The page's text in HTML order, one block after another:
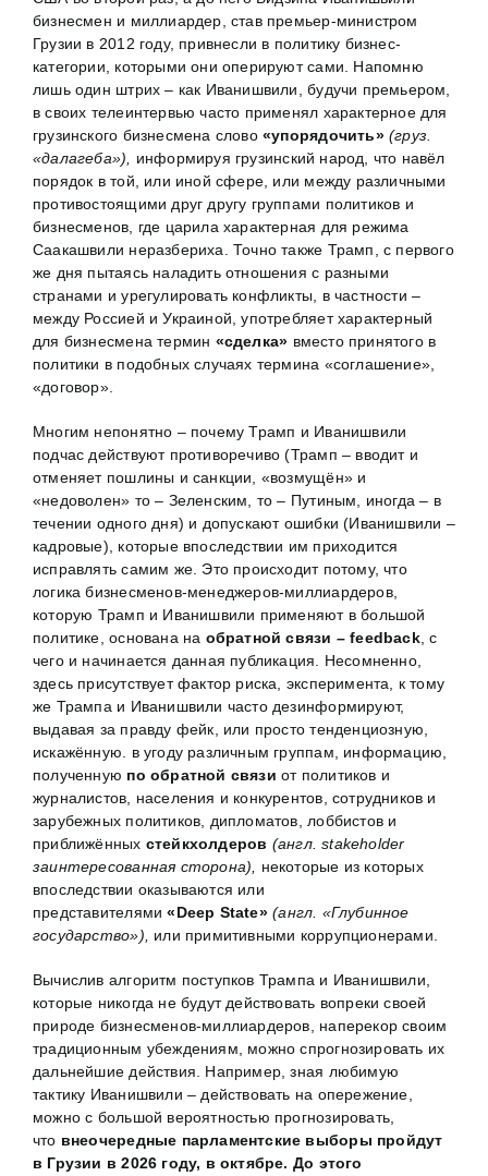
бизнесмен и миллиардер, став премьер-министром
Грузии в 2012 году, привнесли в политику бизнес-
категории, которыми они оперируют сами. Напомню
лишь один штрих – как Иванишвили, будучи премьером,
в своих телеинтервью часто применял характерное для
грузинского бизнесмена слово«упорядочить» (груз.
«далагеба»),
информируя грузинский народ, что навёл
порядок в той, или иной сфере, или между различными
противостоящими друг другу группами политиков и
бизнесменов, где царила характерная для режима
Саакашвили неразбериха. Точно также Трамп, с первого
же дня пытаясь наладить отношения с разными
странами и урегулировать конфликты, в частности –
между Россией и Украиной, употребляет характерный
для бизнесмена термин «сделка» вместо принятого в
политики в подобных случаях термина «соглашение»,
«договор».
Многим непонятно – почему Трамп и Иванишвили
подчас действуют противоречиво (Трамп – вводит и
отменяет пошлины и санкции, «возмущён» и
«недоволен» то – Зеленским, то – Путиным, иногда – в
течении одного дня) и допускают ошибки (Иванишвили –
кадровые), которые впоследствии им приходится
исправлять самим же. Это происходит потому, что
логика бизнесменов-менеджеров-миллиардеров,
которую Трамп и Иванишвили применяют в большой
политике, основана на обратной связи – feedback, с
чего и начинается данная публикация. Несомненно,
здесь присутствует фактор риска, эксперимента, к тому
же Трампа и Иванишвили часто дезинформируют,
выдавая за правду фейк, или просто тенденциозную,
искажённую. в угоду различным группам, информацию,
полученную по обратной связи от политиков и
журналистов, населения и конкурентов, сотрудников и
зарубежных политиков, дипломатов, лоббистов и
приближённых стейкхолдеров (англ. stakeholder
заинтересованная сторона), некоторые из которых
впоследствии оказываются или
представителями«Deep State»(англ. «Глубинное
государство»), или примитивными коррупционерами.
Вычислив алгоритм поступков Трампа и Иванишвили,
которые никогда не будут действовать вопреки своей
природе бизнесменов-миллиардеров, наперекор своим
традиционным убеждениям, можно спрогнозировать их
дальнейшие действия. Например, зная любимую
тактику Иванишвили – действовать на опережение,
можно с большой вероятностью прогнозировать,
что внеочередные парламентские выборы пройдут
в Грузии в 2026 году, в октябре. До этого